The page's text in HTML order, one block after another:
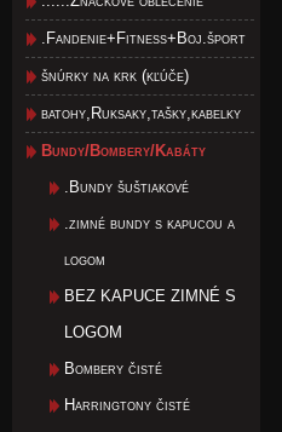
.Fandenie+Fitness+Boj.šport
šnúrky na krk (kľúče)
batohy,Ruksaky,tašky,kabelky
Bundy/Bombery/Kabáty
.Bundy šuštiakové
.zimné bundy s kapucou a
logom
BEZ KAPUCE ZIMNÉ S
LOGOM
Bombery čisté
Harringtony čisté